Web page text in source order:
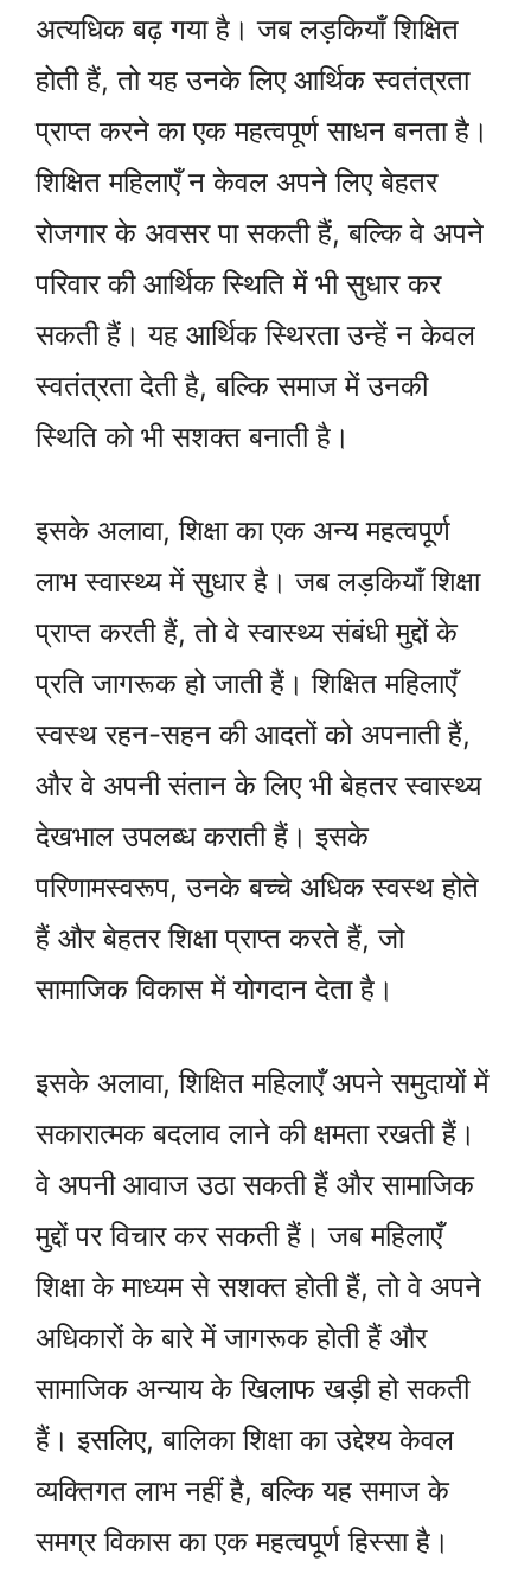
अत्यधिक बढ़ गया है। जब लड़कियाँ शिक्षित
होती हैं, तो यह उनके लिए आर्थिक स्वतंत्रता
प्राप्त करने का एक महत्वपूर्ण साधन बनता है।
शिक्षित महिलाएँ न केवल अपने लिए बेहतर
रोजगार के अवसर पा सकती हैं, बल्कि वे अपने
परिवार की आर्थिक स्थिति में भी सुधार कर
सकती हैं। यह आर्थिक स्थिरता उन्हें न केवल
स्वतंत्रता देती है, बल्कि समाज में उनकी
स्थिति को भी सशक्त बनाती है।
इसके अलावा, शिक्षा का एक अन्य महत्वपूर्ण
लाभ स्वास्थ्य में सुधार है। जब लड़कियाँ शिक्षा
प्राप्त करती हैं, तो वे स्वास्थ्य संबंधी मुद्दों के
प्रति जागरूक हो जाती हैं। शिक्षित महिलाएँ
स्वस्थ रहन-सहन की आदतों को अपनाती हैं,
और वे अपनी संतान के लिए भी बेहतर स्वास्थ्य
देखभाल उपलब्ध कराती हैं। इसके
परिणामस्वरूप, उनके बच्चे अधिक स्वस्थ होते
हैं और बेहतर शिक्षा प्राप्त करते हैं, जो
सामाजिक विकास में योगदान देता है।
इसके अलावा, शिक्षित महिलाएँ अपने समुदायों में
सकारात्मक बदलाव लाने की क्षमता रखती हैं।
वे अपनी आवाज उठा सकती हैं और सामाजिक
मुद्दों पर विचार कर सकती हैं। जब महिलाएँ
शिक्षा के माध्यम से सशक्त होती हैं, तो वे अपने
अधिकारों के बारे में जागरूक होती हैं और
सामाजिक अन्याय के खिलाफ खड़ी हो सकती
हैं। इसलिए, बालिका शिक्षा का उद्देश्य केवल
व्यक्तिगत लाभ नहीं है, बल्कि यह समाज के
समग्र विकास का एक महत्वपूर्ण हिस्सा है।